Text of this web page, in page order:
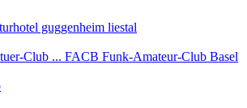
guggenheim liestal
Club ... FACB Funk-Amateur-Club Basel